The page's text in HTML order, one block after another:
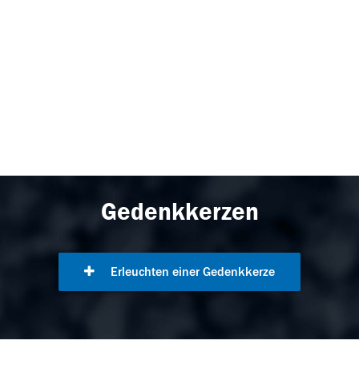
Gedenkkerzen
Erleuchten einer Gedenkkerze